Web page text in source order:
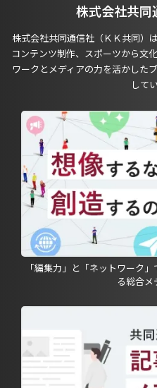
株式会社共同
株式会社共同通信社（ＫＫ共同）
コンテンツ制作、スポーツから文
ワークとメディアの力を活かした
して
「編集力」と「ネットワーク
る総合メ